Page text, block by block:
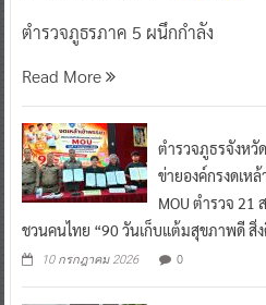
ตำรวจภูธรภาค 5 ผนึกกำลัง
Read More
ตำรวจภูธรจังหวั
ข่ายองค์กรงดเห
MOU ตำรวจ 21
ชวนคนไทย “90 วันเก็บแต้มสุขภาพดี สิ่ง
10 กรกฎาคม 2026 0